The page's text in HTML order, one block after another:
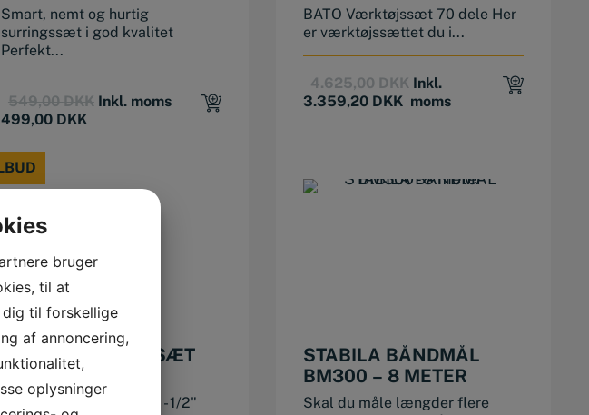
Smart, nemt og hurtig
surringssæt i god kvalitet
Perfekt...
549,00DKK Original
499,00 DKK
Current
Inkl. moms
BATO Værktøjssæt 70 dele Her
er værktøjssættet du i...
4.625,00DKK Original
price
3.359,20 DKK
Current
price
Inkl.
moms
BATO VÆRKTØJSSÆT
1/4″ – 1/2″
TOPNØGLESÆT
BATO Værktøjssæt 1/4" - 1/2"
STABILA BÅNDMÅL
BM300 – 8 METER
Skal du måle længder flere
bruger
til at
dig til forskellige
af annoncering,
oplysninger